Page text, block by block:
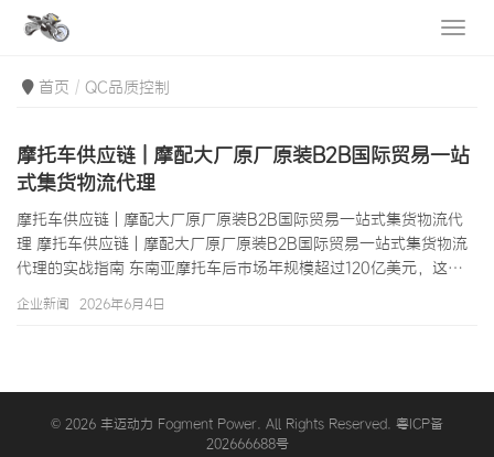
首页 QC品质控制
摩托车供应链 | 摩配大厂原厂原装B2B国际贸易一站
式集货物流代理
摩托车供应链 | 摩配大厂原厂原装B2B国际贸易一站式集货物流代
理 摩托车供应链 | 摩配大厂原厂原装B2B国际贸易一站式集货物流
代理的实战指南 东南亚摩托车后市场年规模超过120亿美元，这一
对于从事摩托车配件B2B国际贸易的从业者而言，供应链的效率和
在这一背景下，摩托车供应链管理能力——尤其是摩配大厂原厂原
装B2B国际贸易…
企业新闻 2026年6月4日
© 2026 丰迈动力 Fogment Power. All Rights Reserved. 粤ICP备
202666688号